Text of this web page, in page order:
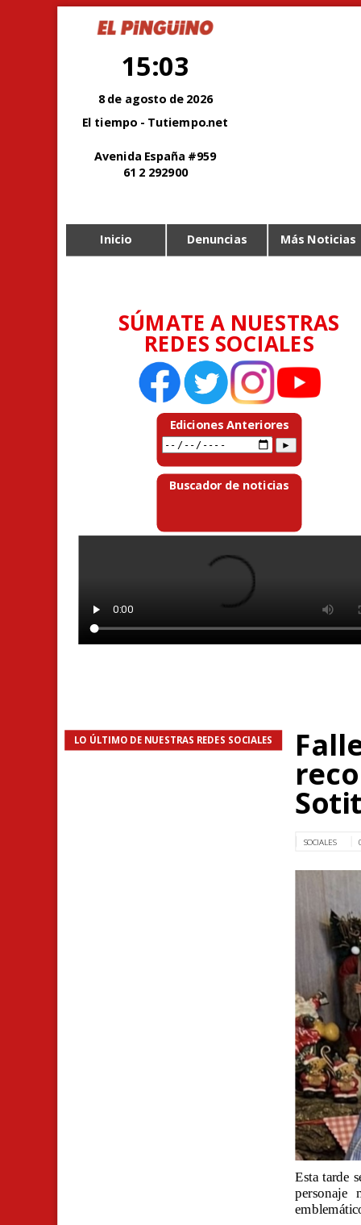
15:03
8 de agosto de 2026
El tiempo - Tutiempo.net
Avenida España #959
61 2 292900
Inicio Denuncias Más Noticias
SÚMATE A NUESTRAS
REDES SOCIALES
Ediciones Anteriores
Buscador de noticias
LO ÚLTIMO DE NUESTRAS REDES SOCIALES
SOCIALES
Esta tarde
personaje